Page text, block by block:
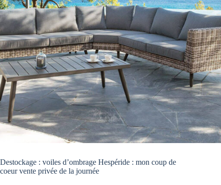
Destockage : voiles d’ombrage Hespéride : mon coup de
coeur vente privée de la journée